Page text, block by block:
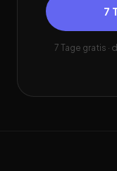
7
7 Tage gratis ·